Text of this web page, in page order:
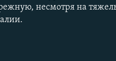
несмотря на